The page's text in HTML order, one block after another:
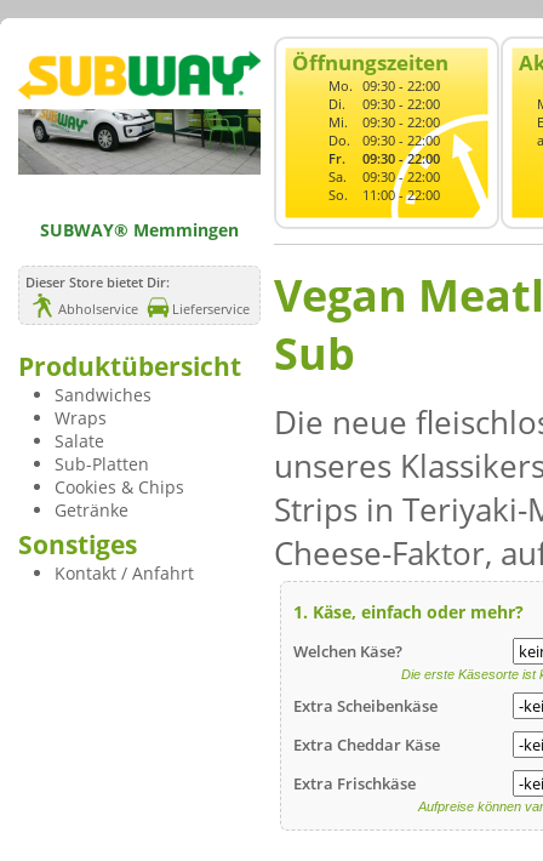
SUBWAY® Memmingen
Dieser Store bietet Dir:
Abholservice
Lieferservice
Produktübersicht
Sandwiches
Wraps
Salate
Sub-Platten
Cookies & Chips
Getränke
Sonstiges
Kontakt / Anfahrt
Öffnungszeiten
Mo. 09:30 - 22:00
Di.
09:30 - 22:00
Mi.
09:30 - 22:00
Do.
09:30 - 22:00
Fr.
09:30 - 22:00
Sa.
09:30 - 22:00
So.
11:00 - 22:00
Vegan
Sub
Die neue
unseres
Strips in
Cheese-Faktor,
1. Käse, einfach oder mehr?
Welchen Käse?
Die erste Käsesorte ist
Extra Scheibenkäse
Extra Cheddar Käse
Extra Frischkäse
Aufpreise können